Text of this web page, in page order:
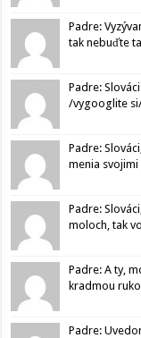
Padre:
tak nebuďte
Padre:
/vygooglite
Padre:
menia
Padre:
moloch, tak
Padre: A ty,
kradmou
Padre: